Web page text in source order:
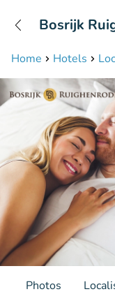
Home Hotels
Bosrijk
Photos